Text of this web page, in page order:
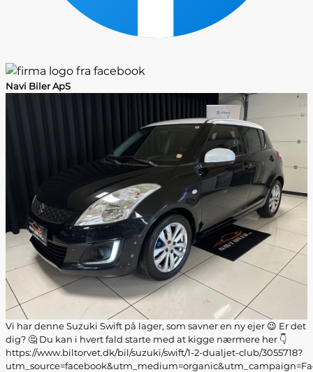
Navi Biler ApS
Vi har denne Suzuki Swift på lager, som savner en ny ejer 😉 Er det
dig? 🤔 Du kan i hvert fald starte med at kigge nærmere her 👇
https://www.biltorvet.dk/bil/suzuki/swift/1-2-dualjet-club/3055718?